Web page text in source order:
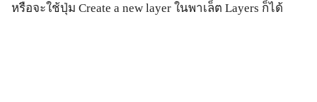
หรือจะใช้ปุ่ม Create a new layer ในพาเล็ต Layers ก็ได้